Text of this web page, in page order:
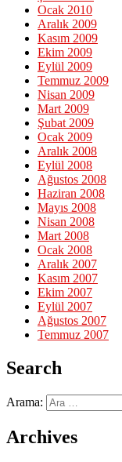
Ocak 2010
Aralık 2009
Kasım 2009
Ekim 2009
Eylül 2009
Temmuz 2009
Nisan 2009
Mart 2009
Şubat 2009
Ocak 2009
Aralık 2008
Eylül 2008
Ağustos 2008
Haziran 2008
Mayıs 2008
Nisan 2008
Mart 2008
Ocak 2008
Aralık 2007
Kasım 2007
Ekim 2007
Eylül 2007
Ağustos 2007
Temmuz 2007
Search
Arama:
Archives